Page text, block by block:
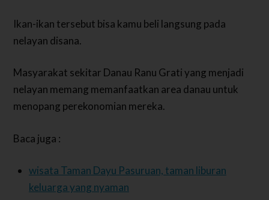
Ikan-ikan tersebut bisa kamu beli langsung pada
nelayan disana.
Masyarakat sekitar Danau Ranu Grati yang menjadi
nelayan memang memanfaatkan area danau untuk
menopang perekonomian mereka.
Baca juga :
wisata Taman Dayu Pasuruan, taman liburan
keluarga yang nyaman